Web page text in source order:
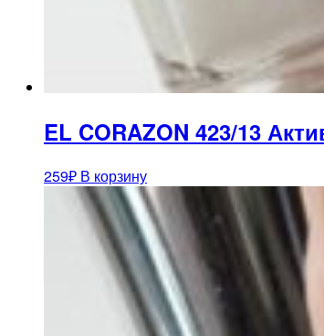
EL CORAZON 423/13
259₽ В корзину